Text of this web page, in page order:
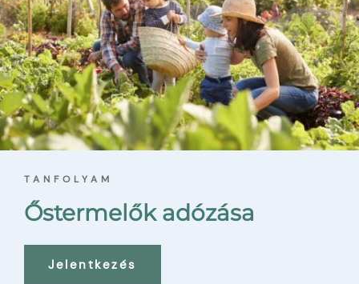
TANFOLYAM
Őstermelők adózása
Jelentkezés